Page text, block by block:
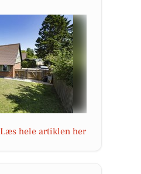
Læs hele artiklen her